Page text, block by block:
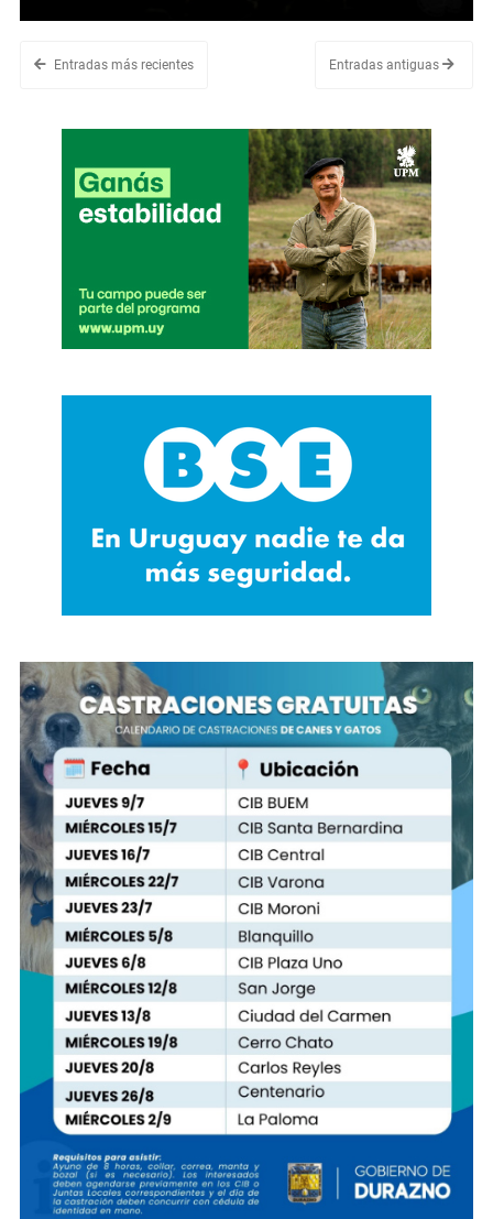
Entradas más recientes Entradas antiguas